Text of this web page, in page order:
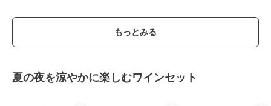
もっとみる
夏の夜を涼やかに楽しむワインセット